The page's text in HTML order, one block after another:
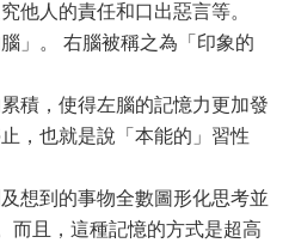
他人的責任和口出惡言等。
。 右腦被稱之為「印象的
，使得左腦的記憶力更加發
，也就是說「本能的」習性
到的事物全數圖形化思考並
而且，這種記憶的方式是超高